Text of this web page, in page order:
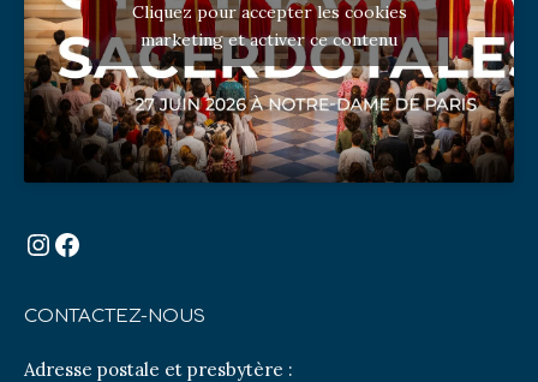
Cliquez pour accepter les cookies
marketing et activer ce contenu
Instagram
Facebook
CONTACTEZ-NOUS
Adresse postale et presbytère :